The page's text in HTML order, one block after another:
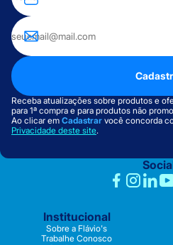
Receba atualizações sobre produtos e
para 1ª compra e para produtos não
Ao clicar em Cadastrar você concorda
Privacidade deste site.
Institucional
Sobre a Flávio's
Trabalhe Conosco